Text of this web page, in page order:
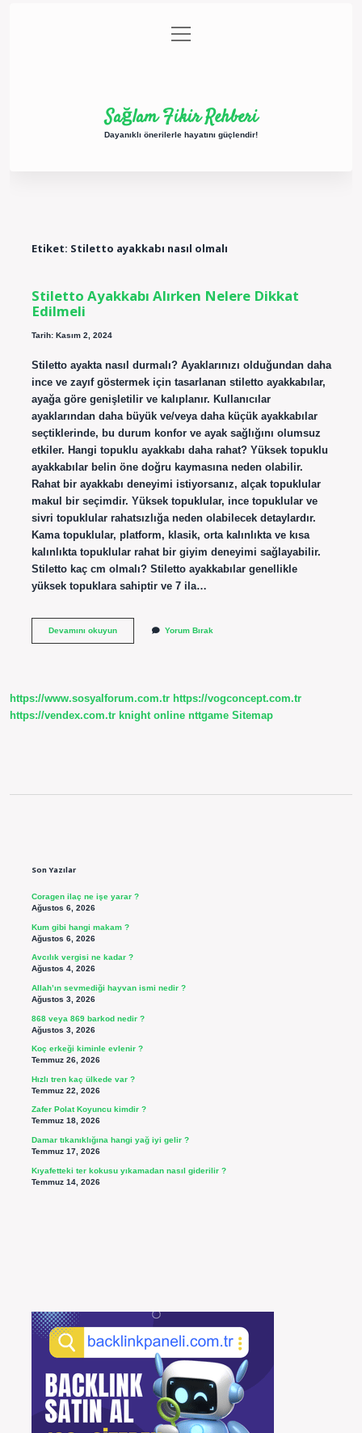
Gizlilik Politikası
menüyü
aç
Sağlam Fikir Rehberi
Dayanıklı önerilerle hayatını güçlendir!
Etiket: Stiletto ayakkabı nasıl olmalı
Stiletto Ayakkabı Alırken Nelere Dikkat
Edilmeli
Tarih: Kasım 2, 2024
Stiletto ayakta nasıl durmalı? Ayaklarınızı olduğundan daha
ince ve zayıf göstermek için tasarlanan stiletto ayakkabılar,
ayağa göre genişletilir ve kalıplanır. Kullanıcılar
ayaklarından daha büyük ve/veya daha küçük ayakkabılar
seçtiklerinde, bu durum konfor ve ayak sağlığını olumsuz
etkiler. Hangi topuklu ayakkabı daha rahat? Yüksek topuklu
ayakkabılar belin öne doğru kaymasına neden olabilir.
Rahat bir ayakkabı deneyimi istiyorsanız, alçak topuklular
makul bir seçimdir. Yüksek topuklular, ince topuklular ve
sivri topuklular rahatsızlığa neden olabilecek detaylardır.
Kama topuklular, platform, klasik, orta kalınlıkta ve kısa
kalınlıkta topuklular rahat bir giyim deneyimi sağlayabilir.
Stiletto kaç cm olmalı? Stiletto ayakkabılar genellikle
yüksek topuklara sahiptir ve 7 ila…
Devamını okuyunStiletto
Yorum Bırak
https://www.sosyalforum.com.tr https://vogconcept.com.tr
https://vendex.com.tr knight online nttgame Sitemap
Son Yazılar
Coragen ilaç ne işe yarar ?
Ağustos 6, 2026
Kum gibi hangi makam ?
Ağustos 6, 2026
Avcılık vergisi ne kadar ?
Ağustos 4, 2026
Allah’ın sevmediği hayvan ismi nedir ?
Ağustos 3, 2026
868 veya 869 barkod nedir ?
Ağustos 3, 2026
Koç erkeği kiminle evlenir ?
Temmuz 26, 2026
Hızlı tren kaç ülkede var ?
Temmuz 22, 2026
Zafer Polat Koyuncu kimdir ?
Temmuz 18, 2026
Damar tıkanıklığına hangi yağ iyi gelir ?
Temmuz 17, 2026
Kıyafetteki ter kokusu yıkamadan nasıl giderilir ?
Temmuz 14, 2026